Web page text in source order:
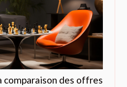
comparaison des offres